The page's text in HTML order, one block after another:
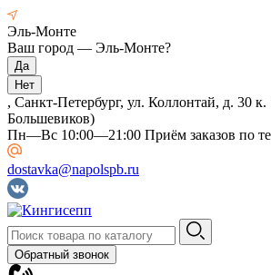
Эль-Монте
Ваш город — Эль-Монте?
, Санкт-Петербург, ул. Коллонтай, д. 30
Большевиков)
Пн—Вс 10:00—21:00 Приём заказов по
dostavka@napolspb.ru
Обратный звонок